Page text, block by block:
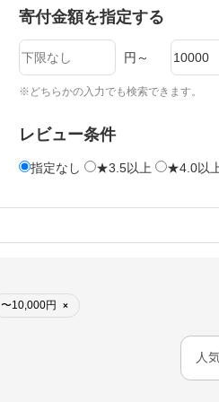
寄付金額を指定する
円～
※どちらかの入力でも検索できます。
レビュー条件
指定なし ★3.5以上 ★4.0以
〜10,000円 ×